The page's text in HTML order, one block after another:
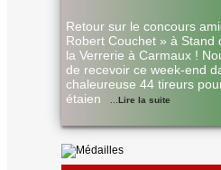
Retour sur le concours
Robert Couchet » à Stand
la Verrerie à Carmaux !
de recevoir ce week-end
chaleureuse 44 tireurs
étaien
... Lire la suite